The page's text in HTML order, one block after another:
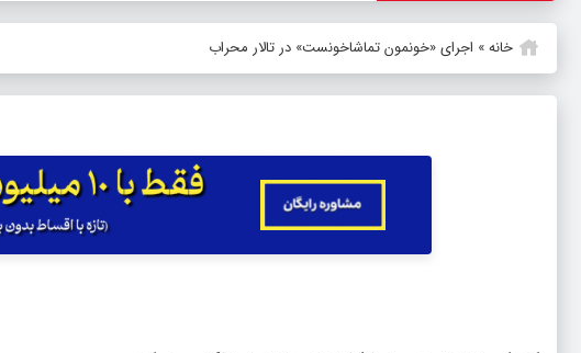
خانه» اجرای «خونمون تماشاخونست» در تالار محراب